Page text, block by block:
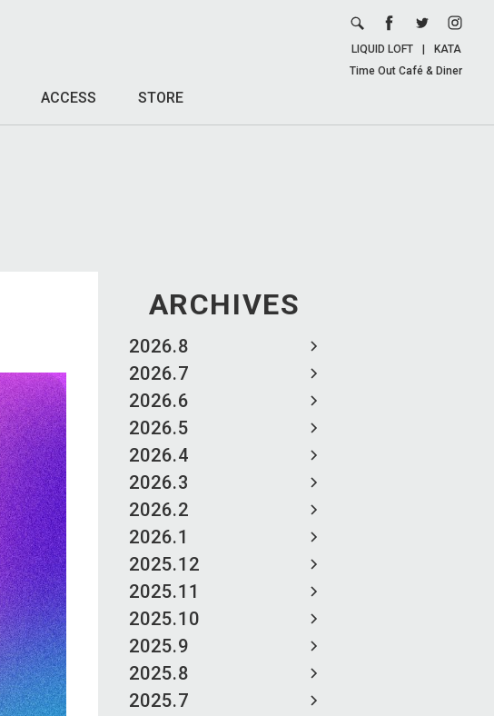
ACCESS STORE
LIQUID LOFT
KATA
Time Out Café & Diner
ARCHIVES
2026.8
2026.7
2026.6
2026.5
2026.4
2026.3
2026.2
2026.1
2025.12
2025.11
2025.10
2025.9
2025.8
2025.7